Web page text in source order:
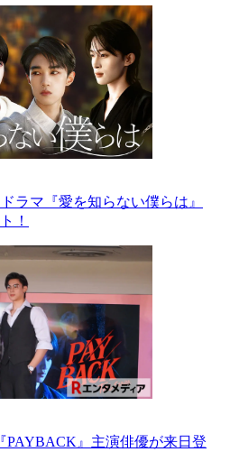
ラマ『愛を知らない僕らは』
！
PAYBACK』主演俳優が来日登